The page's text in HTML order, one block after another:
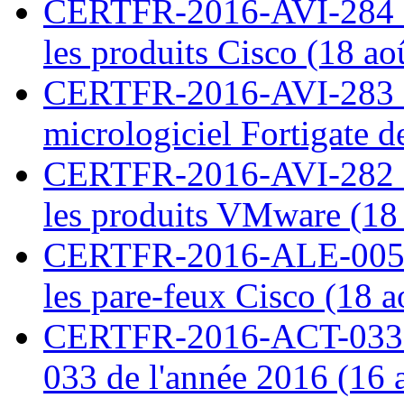
CERTFR-2016-AVI-
les produits Cisco (18
CERTFR-2016-AVI-
micrologiciel Fortigate
CERTFR-2016-AVI-
les produits VMware
CERTFR-2016-ALE-
les pare-feux Cisco (18
CERTFR-2016-ACT-
033 de l'année 2016 (16